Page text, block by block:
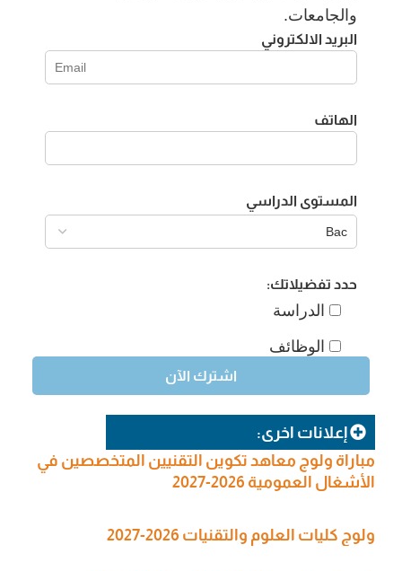
والجامعات.
البريد الالكتروني
الهاتف
المستوى الدراسي
حدد تفضيلاتك:
الدراسة
الوظائف
إعلانات اخرى:
مباراة ولوج معاهد تكوين التقنيين المتخصصين في
الأشغال العمومية 2026-2027
ولوج كليات العلوم والتقنيات 2026-2027